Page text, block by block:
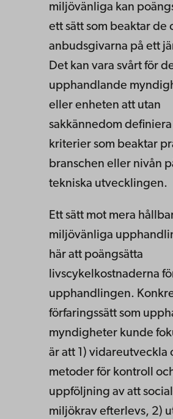
miljövänliga kan
ett sätt som beaktar de
anbudsgivarna på ett
Det kan vara svårt för
upphandlande
eller enheten att utan
sakkännedom definiera
kriterier som beaktar
branschen eller nivån
tekniska utvecklingen.
Ett sätt mot mera
miljövänliga
här att poängsätta
livscykelkostnaderna
upphandlingen.
förfaringssätt som
myndigheter kunde
är att 1) vidareutveckla
metoder för kontroll
uppföljning av att
miljö­krav efterlevs, 2)